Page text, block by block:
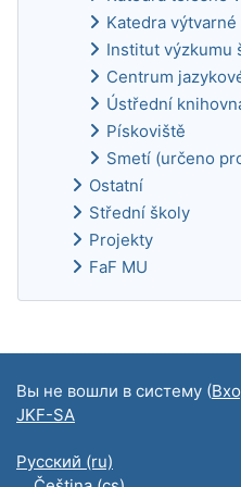
Katedra
Institut výzkumu
Centrum
Ústřední
Pískoviště
Smetí (určeno
Ostatní
Střední školy
Projekty
FaF MU
Вы не вошли в систему (
JKF-SA
Русский ‎(ru)‎